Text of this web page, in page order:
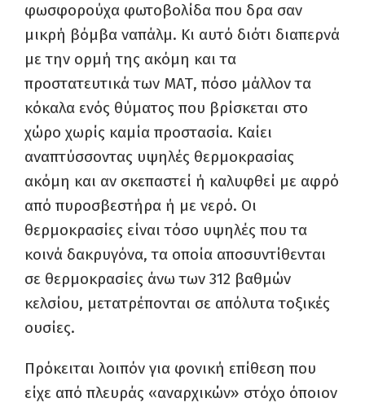
φωσφορούχα φωτοβολίδα που δρα σαν
μικρή βόμβα ναπάλμ. Κι αυτό διότι διαπερνά
με την ορμή της ακόμη και τα
προστατευτικά των ΜΑΤ, πόσο μάλλον τα
κόκαλα ενός θύματος που βρίσκεται στο
χώρο χωρίς καμία προστασία. Καίει
αναπτύσσοντας υψηλές θερμοκρασίας
ακόμη και αν σκεπαστεί ή καλυφθεί με αφρό
από πυροσβεστήρα ή με νερό. Οι
θερμοκρασίες είναι τόσο υψηλές που τα
κοινά δακρυγόνα, τα οποία αποσυντίθενται
σε θερμοκρασίες άνω των 312 βαθμών
κελσίου, μετατρέπονται σε απόλυτα τοξικές
ουσίες.
Πρόκειται λοιπόν για φονική επίθεση που
είχε από πλευράς «αναρχικών» στόχο όποιον